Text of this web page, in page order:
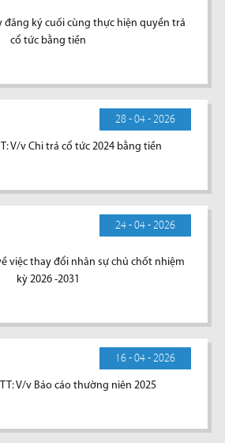
đăng ký cuối cùng thực hiện quyền trả
cổ tức bằng tiền
28 - 04 - 2026
V/v Chi trả cổ tức 2024 bằng tiền
24 - 04 - 2026
việc thay đổi nhân sự chủ chốt nhiệm
kỳ 2026 -2031
16 - 04 - 2026
V/v Báo cáo thường niên 2025